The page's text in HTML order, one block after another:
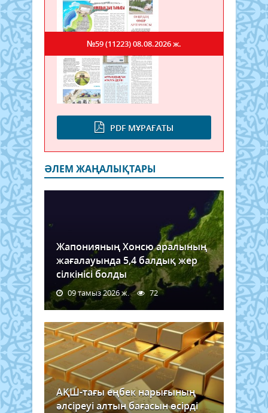
PDF МҰРАҒАТЫ
№59 (11223)08.08.2026 ж.
ӘЛЕМ ЖАҢАЛЫҚТАРЫ
Жапонияның Хонсю аралының
жағалауында 5,4 балдық жер
сілкінісі болды
09 тамыз 2026 ж. 72
АҚШ-тағы еңбек нарығының
әлсіреуі алтын бағасын өсірді